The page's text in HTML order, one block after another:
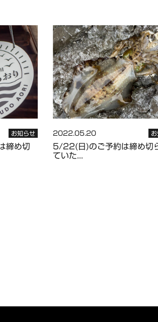
お知らせ
締め切
2022.05.20
5/22(日)のご予約は締め切
ていた...